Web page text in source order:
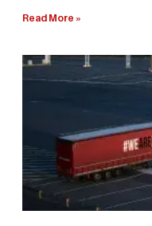
Read More »